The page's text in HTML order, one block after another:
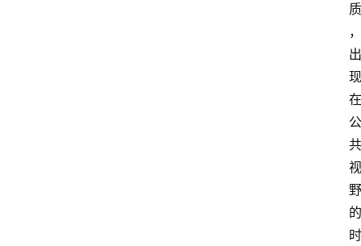
质
，
出
现
在
公
共
视
野
的
时